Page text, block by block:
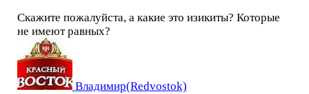
Скажите пожалуйста, а какие это изикиты? Которые
не имеют равных?
Владимир(Redvostok)